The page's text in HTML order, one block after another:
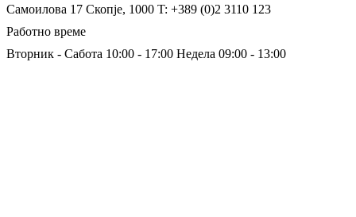
Самоилова 17 Скопје, 1000 T: +389 (0)2 3110 123
Работно време
Вторник - Сабота 10:00 - 17:00 Недела 09:00 - 13:00